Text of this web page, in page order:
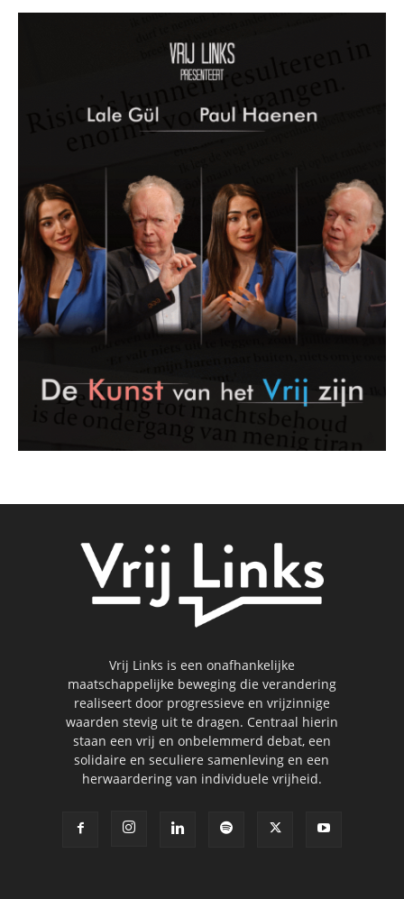
Vrij Links is een onafhankelijke
maatschappelijke beweging die verandering
realiseert door progressieve en vrijzinnige
waarden stevig uit te dragen. Centraal hierin
staan een vrij en onbelemmerd debat, een
solidaire en seculiere samenleving en een
herwaardering van individuele vrijheid.